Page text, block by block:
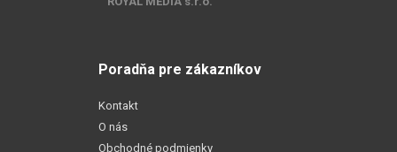
Poradňa pre zákazníkov
Kontakt
O nás
Obchodné podmienky